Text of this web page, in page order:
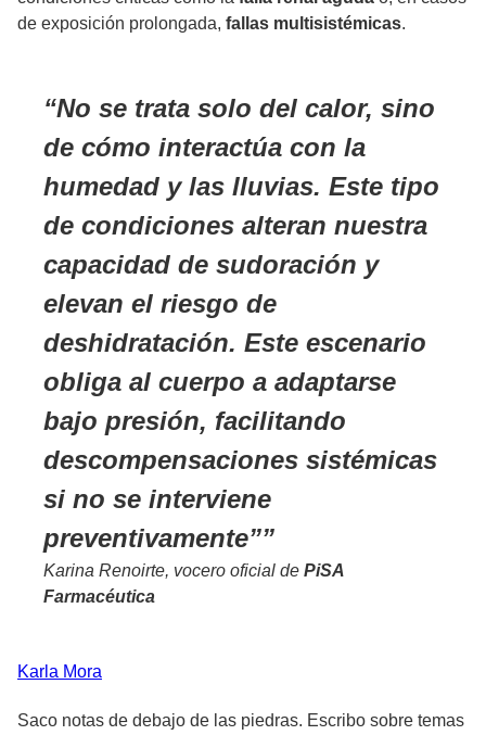
de exposición prolongada, fallas multisistémicas.
No se trata solo del calor, sino
de cómo interactúa con la
humedad y las lluvias. Este tipo
de condiciones alteran nuestra
capacidad de sudoración y
elevan el riesgo de
deshidratación. Este escenario
obliga al cuerpo a adaptarse
bajo presión, facilitando
descompensaciones sistémicas
si no se interviene
preventivamente”
Karina Renoirte, vocero oficial de PiSA
Farmacéutica
Karla Mora
Saco notas de debajo de las piedras. Escribo sobre temas